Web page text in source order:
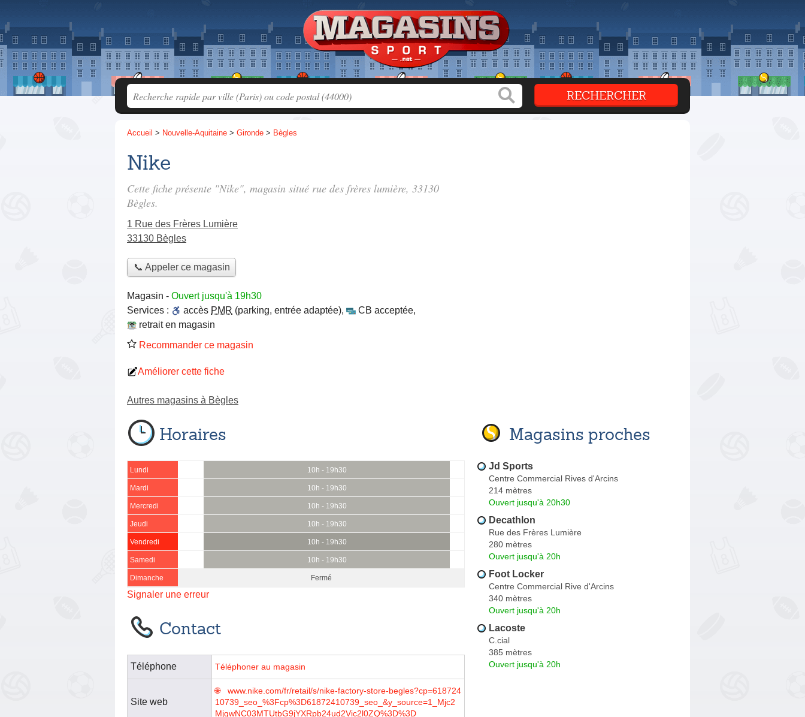
Accueil > Nouvelle-Aquitaine > Gironde > Bègles
Nike
Cette fiche présente "Nike", magasin situé rue des frères lumière, 33130
Bègles.
1 Rue des Frères Lumière
33130 Bègles
📞 Appeler ce magasin
Magasin - Ouvert jusqu'à 19h30
Services :
accès PMR (parking, entrée adaptée), CB acceptée,
retrait en magasin
Recommander ce magasin
Améliorer cette fiche
Autres magasins à Bègles
Horaires
Lundi 10h - 19h30
Mardi 10h - 19h30
Mercredi 10h - 19h30
Jeudi 10h - 19h30
Vendredi 10h - 19h30
Samedi 10h - 19h30
Dimanche Fermé
Signaler une erreur
Contact
Téléphone Téléphoner au magasin
Site web
www.nike.com/fr/retail/s/nike-factory-store-begles?cp=618724
10739_seo_%3Fcp%3D61872410739_seo_&y_source=1_Mjc2
MjgwNC03MTUtbG9jYXRpb24ud2Vic2l0ZQ%3D%3D
Magasins proches
Jd Sports
Centre Commercial Rives d'Arcins
214 mètres
Ouvert jusqu'à 20h30
Decathlon
Rue des Frères Lumière
280 mètres
Ouvert jusqu'à 20h
Foot Locker
Centre Commercial Rive d'Arcins
340 mètres
Ouvert jusqu'à 20h
Lacoste
C.cial
385 mètres
Ouvert jusqu'à 20h